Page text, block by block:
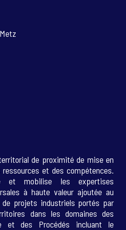
de proximité de mise en
et des compétences.
et mobilise les expertises
à haute valeur ajoutée au
de projets industriels portés par
dans les domaines des
et des Procédés incluant le